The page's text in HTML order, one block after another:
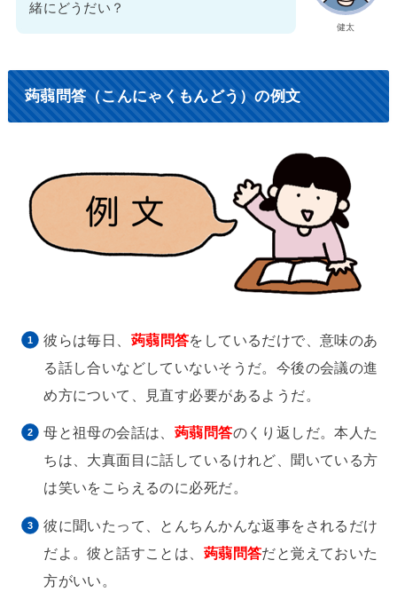
健太
緒にどうだい？
蒟蒻問答（こんにゃくもんどう）の例文
彼らは毎日、 蒟蒻問答をしているだけで、意味のあ
る話し合いなどしていないそうだ。今後の会議の進
め方について、見直す必要があるようだ。
母と祖母の会話は、 蒟蒻問答のくり返しだ。本人た
ちは、大真面目に話しているけれど、聞いている方
は笑いをこらえるのに必死だ。
彼に聞いたって、とんちんかんな返事をされるだけ
だよ。彼と話すことは、 蒟蒻問答だと覚えておいた
方がいい。